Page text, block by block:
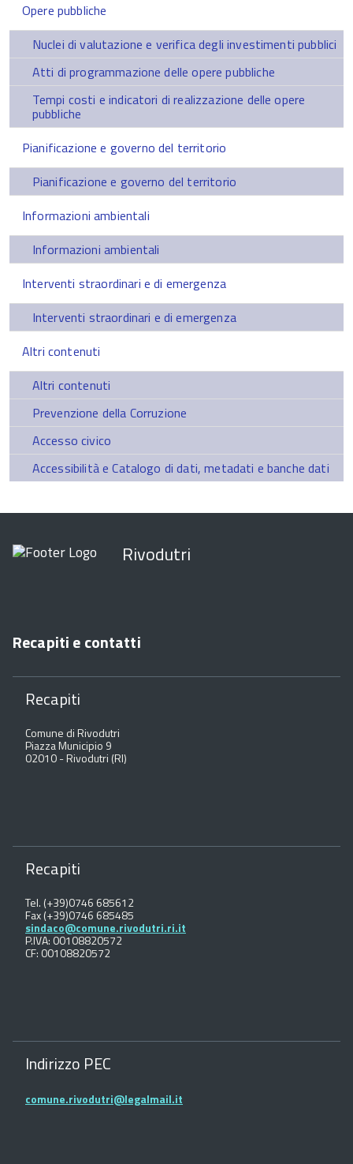
Opere pubbliche
Nuclei di valutazione e verifica degli investimenti pubblici
Atti di programmazione delle opere pubbliche
Tempi costi e indicatori di realizzazione delle opere
pubbliche
Pianificazione e governo del territorio
Pianificazione e governo del territorio
Informazioni ambientali
Informazioni ambientali
Interventi straordinari e di emergenza
Interventi straordinari e di emergenza
Altri contenuti
Altri contenuti
Prevenzione della Corruzione
Accesso civico
Accessibilità e Catalogo di dati, metadati e banche dati
Rivodutri
Recapiti e contatti
Recapiti
Comune di Rivodutri
Piazza Municipio 9
02010 - Rivodutri (RI)
Recapiti
Tel. (+39)0746 685612
Fax (+39)0746 685485
sindaco@comune.rivodutri.ri.it
P.IVA: 00108820572
CF: 00108820572
Indirizzo PEC
comune.rivodutri@legalmail.it